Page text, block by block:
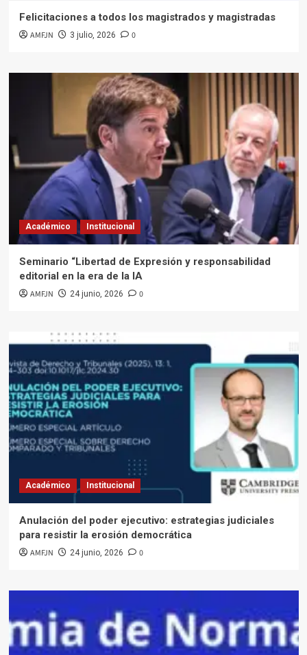
Felicitaciones a todos los magistrados y magistradas
AMFJN 3 julio, 2026 0
Académico Institucional
Seminario “Libertad de Expresión y responsabilidad
editorial en la era de la IA
AMFJN 24 junio, 2026 0
Académico Institucional
Anulación del poder ejecutivo: estrategias judiciales
para resistir la erosión democrática
AMFJN 24 junio, 2026 0